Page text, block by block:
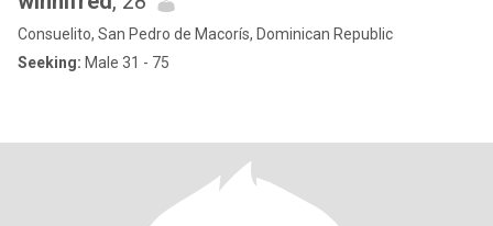
Consuelito, San Pedro de Macorís, Dominican Republic
Seeking: Male 31 - 75